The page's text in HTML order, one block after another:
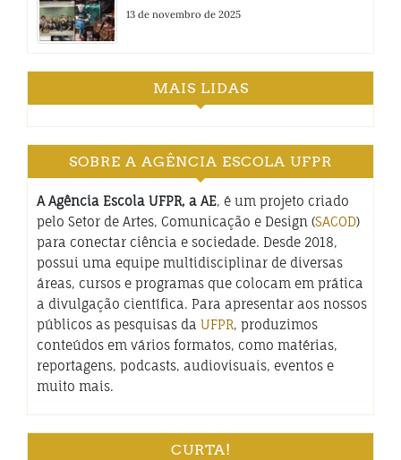
13 de novembro de 2025
MAIS LIDAS
SOBRE A AGÊNCIA ESCOLA UFPR
A Agência Escola UFPR, a AE, é um projeto criado
pelo Setor de Artes, Comunicação e Design (SACOD)
para conectar ciência e sociedade. Desde 2018,
possui uma equipe multidisciplinar de diversas
áreas, cursos e programas que colocam em prática
a divulgação científica. Para apresentar aos nossos
públicos as pesquisas da UFPR, produzimos
conteúdos em vários formatos, como matérias,
reportagens, podcasts, audiovisuais, eventos e
muito mais.
CURTA!